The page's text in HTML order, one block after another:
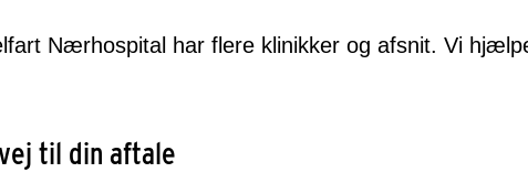
Nærhospital har flere klinikker og afsnit. Vi
til din aftale